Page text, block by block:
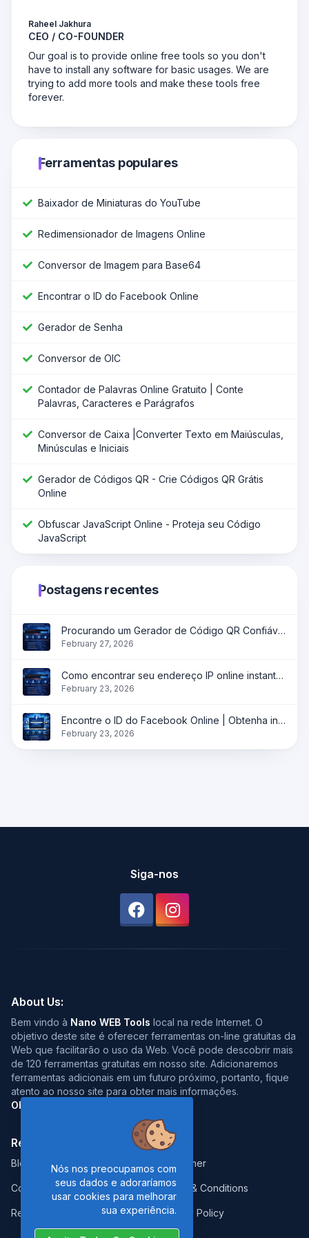
Raheel Jakhura
CEO / CO-FOUNDER
Our goal is to provide online free tools so you don't
have to install any software for basic usages. We are
trying to add more tools and make these tools free
forever.
Ferramentas populares
Baixador de Miniaturas do YouTube
Redimensionador de Imagens Online
Conversor de Imagem para Base64
Encontrar o ID do Facebook Online
Gerador de Senha
Conversor de OIC
Contador de Palavras Online Gratuito | Conte
Palavras, Caracteres e Parágrafos
Conversor de Caixa |Converter Texto em Maiúsculas,
Minúsculas e Iniciais
Gerador de Códigos QR - Crie Códigos QR Grátis
Online
Obfuscar JavaScript Online - Proteja seu Código
JavaScript
Postagens recentes
Procurando um Gerador de Código QR Confiável?
February 27, 2026
Como encontrar seu endereço IP online instantaneamente?
February 23, 2026
Encontre o ID do Facebook Online | Obtenha instantaneamente o ID do perfil, página e grupo
February 23, 2026
Siga-nos
About Us:
Bem vindo à Nano WEB Tools local na rede Internet. O
objetivo deste site é oferecer ferramentas on-line gratuitas da
Web que facilitarão o uso da Web. Você pode descobrir mais
de 120 ferramentas gratuitas em nosso site. Adicionaremos
ferramentas adicionais em um futuro próximo, portanto, fique
atento ao nosso site para obter mais informações.
Obrigado pela visita :)
Resources:
Blog
Contact
Report Error
Legal:
Disclaimer
Terms & Conditions
Privacy Policy
Nós nos preocupamos com
seus dados e adoraríamos
usar cookies para melhorar
sua experiência.